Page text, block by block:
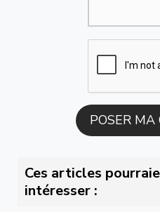
Ces articles
intéresser :